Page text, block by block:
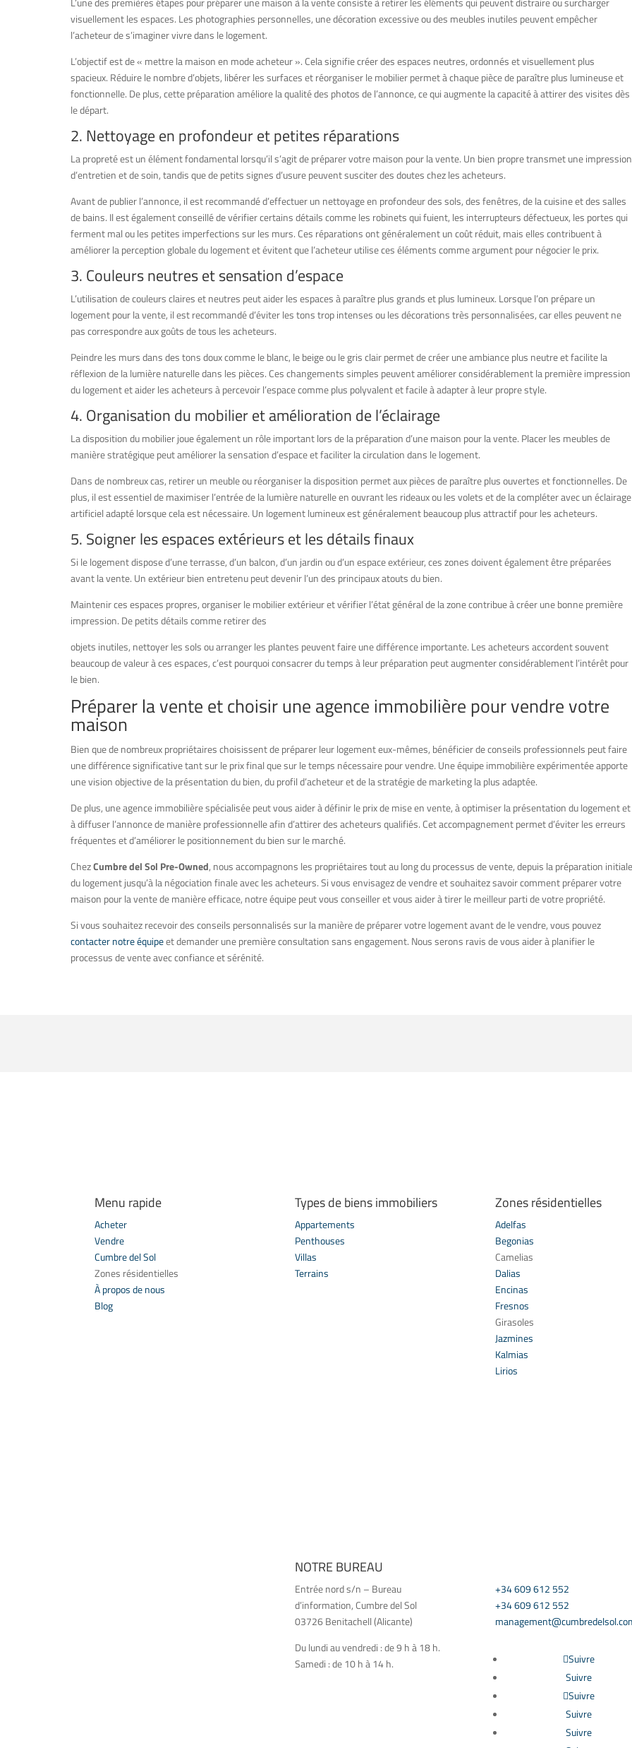
visuellement les espaces. Les photographies personnelles, une décoration excessive ou des meubles inutiles peuvent empêcher
l’acheteur de s’imaginer vivre dans le logement.
L’objectif est de « mettre la maison en mode acheteur ». Cela signifie créer des espaces neutres, ordonnés et visuellement plus
spacieux. Réduire le nombre d’objets, libérer les surfaces et réorganiser le mobilier permet à chaque pièce de paraître plus lumineuse et
fonctionnelle. De plus, cette préparation améliore la qualité des photos de l’annonce, ce qui augmente la capacité à attirer des visites dès
le départ.
2. Nettoyage en profondeur et petites réparations
La propreté est un élément fondamental lorsqu’il s’agit de préparer votre maison pour la vente. Un bien propre transmet une impression
d’entretien et de soin, tandis que de petits signes d’usure peuvent susciter des doutes chez les acheteurs.
Avant de publier l’annonce, il est recommandé d’effectuer un nettoyage en profondeur des sols, des fenêtres, de la cuisine et des salles
de bains. Il est également conseillé de vérifier certains détails comme les robinets qui fuient, les interrupteurs défectueux, les portes qui
ferment mal ou les petites imperfections sur les murs. Ces réparations ont généralement un coût réduit, mais elles contribuent à
améliorer la perception globale du logement et évitent que l’acheteur utilise ces éléments comme argument pour négocier le prix.
3. Couleurs neutres et sensation d’espace
L’utilisation de couleurs claires et neutres peut aider les espaces à paraître plus grands et plus lumineux. Lorsque l’on prépare un
logement pour la vente, il est recommandé d’éviter les tons trop intenses ou les décorations très personnalisées, car elles peuvent ne
pas correspondre aux goûts de tous les acheteurs.
Peindre les murs dans des tons doux comme le blanc, le beige ou le gris clair permet de créer une ambiance plus neutre et facilite la
réflexion de la lumière naturelle dans les pièces. Ces changements simples peuvent améliorer considérablement la première impression
du logement et aider les acheteurs à percevoir l’espace comme plus polyvalent et facile à adapter à leur propre style.
4. Organisation du mobilier et amélioration de l’éclairage
La disposition du mobilier joue également un rôle important lors de la préparation d’une maison pour la vente. Placer les meubles de
manière stratégique peut améliorer la sensation d’espace et faciliter la circulation dans le logement.
Dans de nombreux cas, retirer un meuble ou réorganiser la disposition permet aux pièces de paraître plus ouvertes et fonctionnelles. De
plus, il est essentiel de maximiser l’entrée de la lumière naturelle en ouvrant les rideaux ou les volets et de la compléter avec un éclairage
artificiel adapté lorsque cela est nécessaire. Un logement lumineux est généralement beaucoup plus attractif pour les acheteurs.
5. Soigner les espaces extérieurs et les détails finaux
Si le logement dispose d’une terrasse, d’un balcon, d’un jardin ou d’un espace extérieur, ces zones doivent également être préparées
avant la vente. Un extérieur bien entretenu peut devenir l’un des principaux atouts du bien.
Maintenir ces espaces propres, organiser le mobilier extérieur et vérifier l’état général de la zone contribue à créer une bonne première
impression. De petits détails comme retirer des
objets inutiles, nettoyer les sols ou arranger les plantes peuvent faire une différence importante. Les acheteurs accordent souvent
beaucoup de valeur à ces espaces, c’est pourquoi consacrer du temps à leur préparation peut augmenter considérablement l’intérêt pour
le bien.
Préparer la vente et choisir une agence immobilière pour vendre votre
maison
Bien que de nombreux propriétaires choisissent de préparer leur logement eux-mêmes, bénéficier de conseils professionnels peut faire
une différence significative tant sur le prix final que sur le temps nécessaire pour vendre. Une équipe immobilière expérimentée apporte
une vision objective de la présentation du bien, du profil d’acheteur et de la stratégie de marketing la plus adaptée.
De plus, une agence immobilière spécialisée peut vous aider à définir le prix de mise en vente, à optimiser la présentation du logement et
à diffuser l’annonce de manière professionnelle afin d’attirer des acheteurs qualifiés. Cet accompagnement permet d’éviter les erreurs
fréquentes et d’améliorer le positionnement du bien sur le marché.
ChezCumbre del Sol Pre-Owned, nous accompagnons les propriétaires tout au long du processus de vente, depuis la préparation initiale
du logement jusqu’à la négociation finale avec les acheteurs. Si vous envisagez de vendre et souhaitez savoir comment préparer votre
maison pour la vente de manière efficace, notre équipe peut vous conseiller et vous aider à tirer le meilleur parti de votre propriété.
Si vous souhaitez recevoir des conseils personnalisés sur la manière de préparer votre logement avant de le vendre, vous pouvez
contacter notre équipeet demander une première consultation sans engagement. Nous serons ravis de vous aider à planifier le
processus de vente avec confiance et sérénité.
Menu rapide
Acheter
Vendre
Cumbre del Sol
Zones résidentielles
À propos de nous
Blog
Types de biens immobiliers
Appartements
Penthouses
Villas
Terrains
Zones résidentielles
Adelfas
Begonias
Camelias
Dalias
Encinas
Fresnos
Girasoles
Jazmines
Kalmias
Lirios
NOTRE BUREAU
Entrée nord s/n – Bureau
d’information, Cumbre del Sol
03726 Benitachell (Alicante)
Du lundi au vendredi : de 9 h à 18 h.
Samedi : de 10 h à 14 h.
+34 609 612 552
+34 609 612 552
Suivre
Suivre
Suivre
Suivre
Suivre